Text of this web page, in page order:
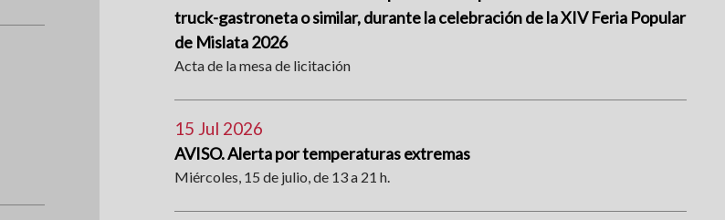
truck-gastroneta o similar, durante la celebración de la XIV Feria Popular
de Mislata 2026
Acta de la mesa de licitación
15 Jul 2026
AVISO. Alerta por temperaturas extremas
Miércoles, 15 de julio, de 13 a 21 h.